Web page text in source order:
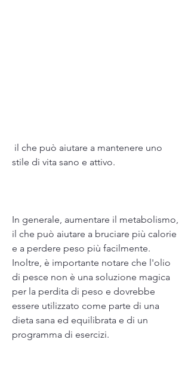
stile di vita sano e attivo.
In generale, aumentare il metabolismo,
il che può aiutare a bruciare più calorie
e a perdere peso più facilmente.
Inoltre, è importante notare che l'olio
di pesce non è una soluzione magica
per la perdita di peso e dovrebbe
essere utilizzato come parte di una
dieta sana ed equilibrata e di un
programma di esercizi.